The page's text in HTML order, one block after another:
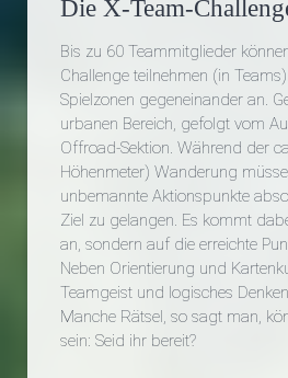
Die X-Team-
Bis zu 60 Teammitglieder
Challenge teilnehmen (in
Spielzonen gegeneinander an.
urbanen Bereich, gefolgt vom
Offroad-Sektion. Während der
Höhenmeter) Wanderung
unbemannte Aktionspunkte
Ziel zu gelangen. Es kommt
an, sondern auf die erreichte
Neben Orientierung und
Teamgeist und logisches
Manche Rätsel, so sagt man,
sein: Seid ihr bereit?